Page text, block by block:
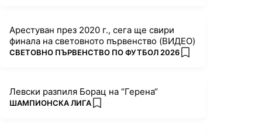
Арестуван през 2020 г., сега ще свири
финала на световното първенство (ВИДЕО)
ПОВЕЧЕ ОТ
СВЕТОВНО ПЪРВЕНСТВО ПО ФУТБОЛ 2026 add favorites
Левски разпиля Борац на “Герена“
ПОВЕЧЕ ОТ
ШАМПИОНСКА ЛИГА add favorites